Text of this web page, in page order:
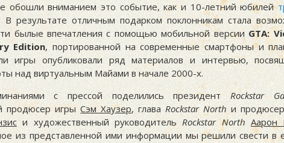
обошли вниманием это событие, как и 10-летний юбилей
результате отличным подарком поклонникам стала
былые впечатления с помощью мобильной версииGTA:
Edition, портированной на современные смартфоны и
игры опубликовали ряд материалов и интервью,
над виртуальным Майами в начале 2000-х.
с прессой поделились президентRockstar
продюсер игрыСэм Хаузер, главаRockstar Northи
и художественный руководительRockstar North Аарон
из представленной ими информации мы решили свести в